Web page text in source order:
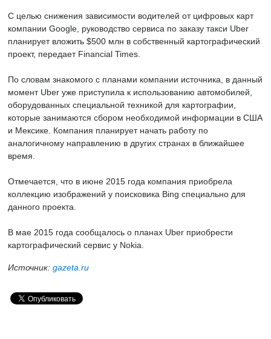
С целью снижения зависимости водителей от цифровых карт
компании Google, руководство сервиса по заказу такси Uber
планирует вложить $500 млн в собственный картографический
проект, передает Financial Times.
По словам знакомого с планами компании источника, в данный
момент Uber уже приступила к использованию автомобилей,
оборудованных специальной техникой для картографии,
которые занимаются сбором необходимой информации в США
и Мексике. Компания планирует начать работу по
аналогичному направлению в других странах в ближайшее
время.
Отмечается, что в июне 2015 года компания приобрела
коллекцию изображений у поисковика Bing специально для
данного проекта.
В мае 2015 года сообщалось о планах Uber приобрести
картографический сервис у Nokia.
Источник: gazeta.ru